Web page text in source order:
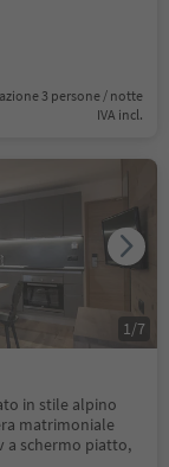
3 persone / notte
IVA incl.
in stile alpino
matrimoniale
a schermo piatto,
1/7